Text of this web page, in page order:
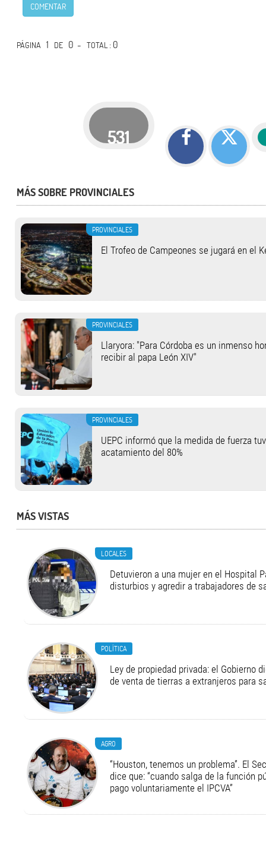
COMENTAR
PÁGINA 1 DE 0 -TOTAL: 0
531
MÁS SOBRE PROVINCIALES
PROVINCIALES
El Trofeo de Campeones se jugará en el
PROVINCIALES
Llaryora: "Para Córdoba es un inmenso
recibir al papa León XIV"
PROVINCIALES
UEPC informó que la medida de fuerza
acatamiento del 80%
MÁS VISTAS
LOCALES
Detuvieron a una mujer en el Hospital
disturbios y agredir a trabajadores de
POLÍTICA
Ley de propiedad privada: el Gobierno
de venta de tierras a extranjeros para
AGRO
“Houston, tenemos un problema”. El
dice que: “cuando salga de la función
pago voluntariamente el IPCVA”